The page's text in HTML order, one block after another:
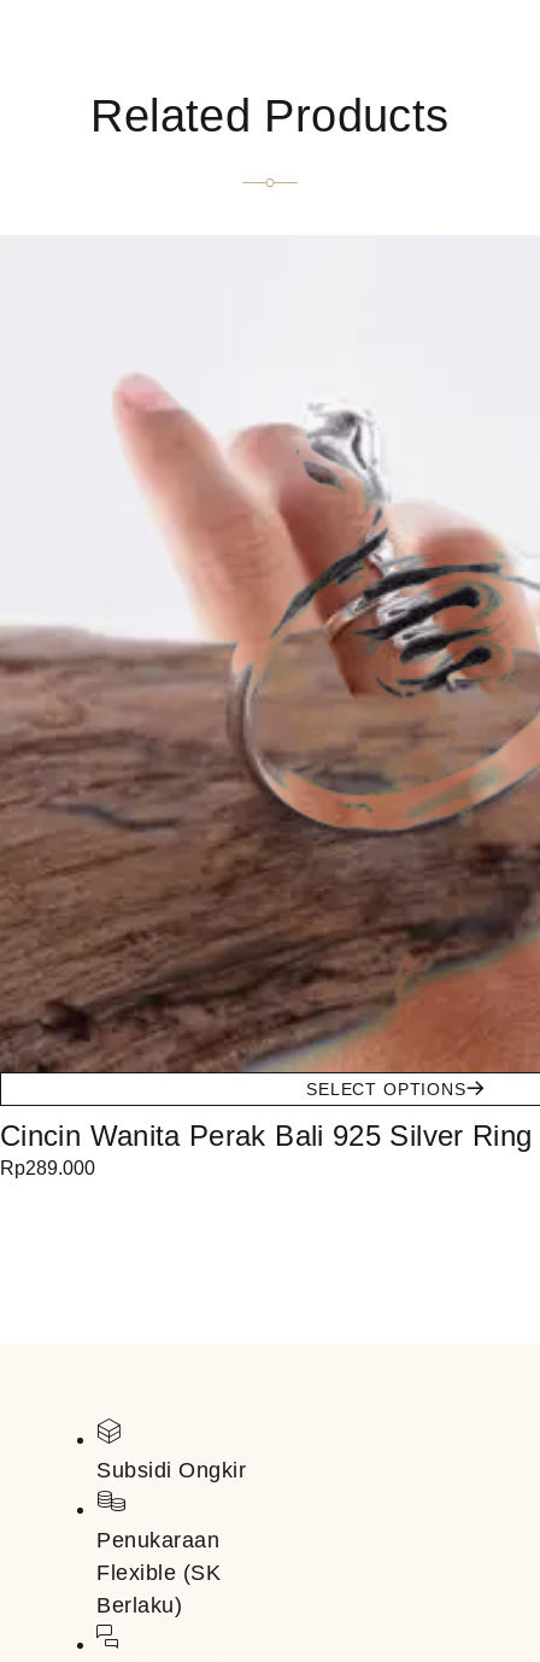
Related Products
SELECT OPTIONS
Cincin Wanita Perak Bali 925 Silver
Rp289.000
Subsidi Ongkir
Penukaraan
Flexible (SK
Berlaku)